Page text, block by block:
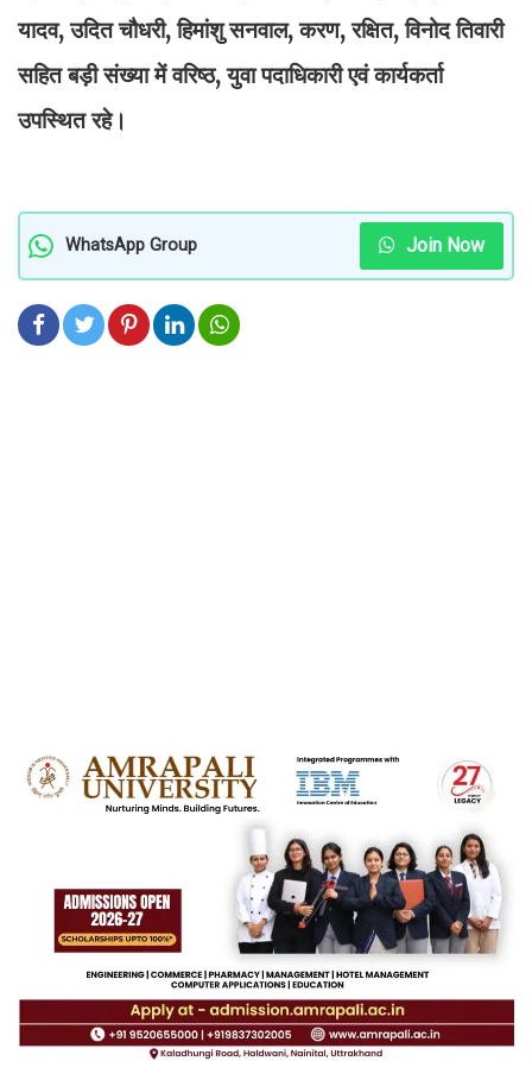
यादव, उदित चौधरी, हिमांशु सनवाल, करण, रक्षित, विनोद तिवारी
सहित बड़ी संख्या में वरिष्ठ, युवा पदाधिकारी एवं कार्यकर्ता
उपस्थित रहे।
WhatsApp Group Join Now